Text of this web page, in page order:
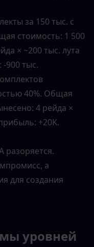
за 150 тыс. с
стоимость: 1 500
× ~200 тыс. лута
-900 тыс.
40%. Общая
4 рейда ×
+20K.
разоряется.
а
для создания
уровней